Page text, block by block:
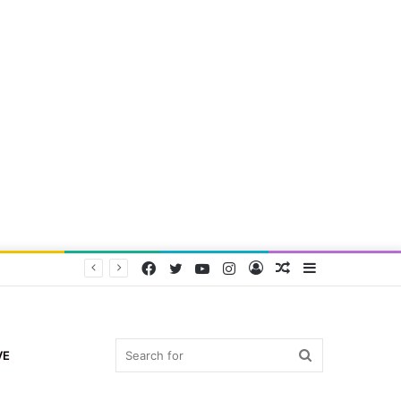
Random
Log
Instagram
YouTube
Twitter
Facebook